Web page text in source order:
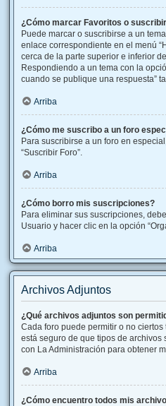
¿Cómo marcar Favoritos o
Puede marcar o suscribirse a un
enlace correspondiente en el menú
cerca de la parte superior e inferior
Respondiendo a un tema con la
cuando se publique una respuesta”
Arriba
¿Cómo me suscribo a un foro
Para suscribirse a un foro en
“Suscribir Foro”.
Arriba
¿Cómo borro mis suscripciones?
Para eliminar sus suscripciones,
Usuario y hacer clic en la opción
Arriba
Archivos Adjuntos
¿Qué archivos adjuntos son
Cada foro puede permitir o no
está seguro de que tipos de archivos
con La Administración para obtener
Arriba
¿Cómo encuentro todos mis